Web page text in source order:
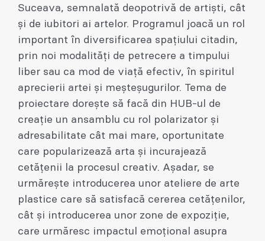
Suceava, semnalată deopotrivă de artiști, cât
și de iubitori ai artelor. Programul joacă un rol
important în diversificarea spațiului citadin,
prin noi modalități de petrecere a timpului
liber sau ca mod de viață efectiv, în spiritul
aprecierii artei și meșteșugurilor. Tema de
proiectare doreşte să facă din HUB-ul de
creație un ansamblu cu rol polarizator și
adresabilitate cât mai mare, oportunitate
care popularizează arta și incurajează
cetățenii la procesul creativ. Aşadar, se
urmărește introducerea unor ateliere de arte
plastice care să satisfacă cererea cetățenilor,
cât și introducerea unor zone de expoziție,
care urmăresc impactul emoțional asupra